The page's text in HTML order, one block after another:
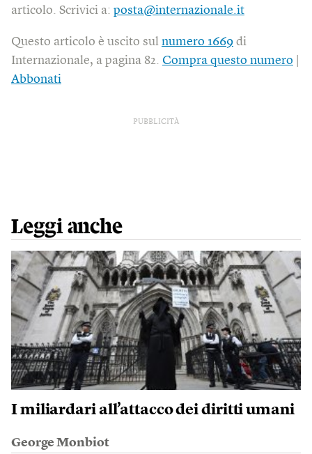
articolo. Scrivici a: posta@internazionale.it
Questo articolo è uscito sul numero 1669 di
Internazionale, a pagina 82. Compra questo numero
Abbonati
PUBBLICITÀ
Leggi anche
I miliardari all’attacco dei diritti umani
George Monbiot